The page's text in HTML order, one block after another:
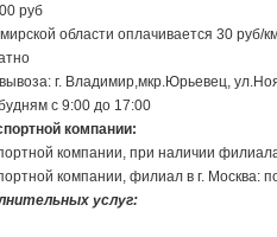
руб
области оплачивается 30 руб/
г. Владимир,мкр.Юрьевец,
с 9:00 до 17:00
компании:
компании, при наличии
компании, филиал в г. Москва:
услуг: